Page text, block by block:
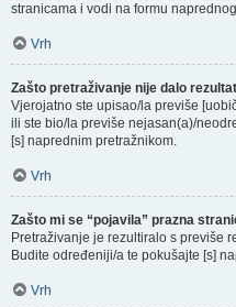
stranicama i vodi na formu
Vrh
Zašto pretraživanje nije dalo
Vjerojatno ste upisao/la previše
ili ste bio/la previše nejasan(a)/
[s] naprednim pretražnikom.
Vrh
Zašto mi se “pojavila” prazna
Pretraživanje je rezultiralo s previše
Budite određeniji/a te pokušajte [s]
Vrh